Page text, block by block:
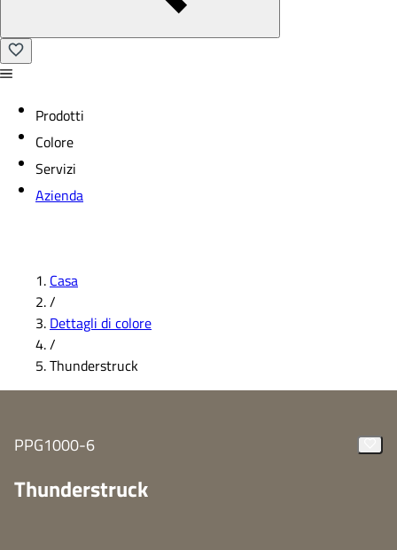
Prodotti
Colore
Servizi
Azienda
Casa
/
Dettagli di colore
/
Thunderstruck
PPG1000-6
Thunderstruck